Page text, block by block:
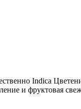
Indica
и фруктовая